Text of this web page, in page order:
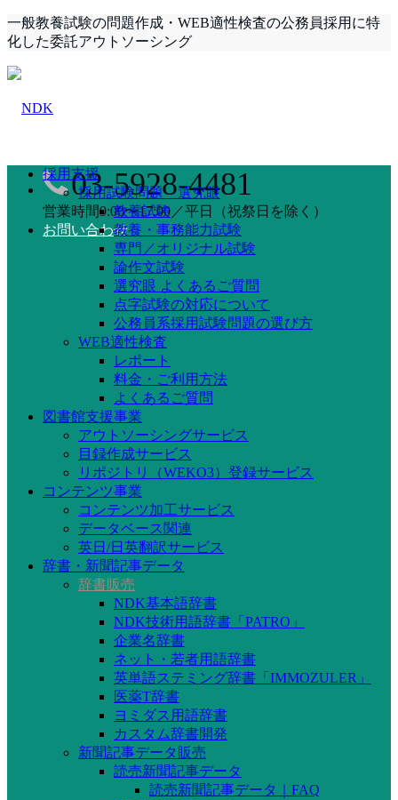
一般教養試験の問題作成・WEB適性検査の公務員採用に特
化した委託アウトソーシング
03-5928-4481
営業時間9:00〜17:00／平日（祝祭日を除く）
お問い合わせ
採用支援
採用試験問題 選究眼
教養試験
教養・事務能力試験
専門／オリジナル試験
論作文試験
選究眼 よくあるご質問
点字試験の対応について
公務員系採用試験問題の選び方
WEB適性検査
レポート
料金・ご利用方法
よくあるご質問
図書館支援事業
アウトソーシングサービス
目録作成サービス
リポジトリ（WEKO3）登録サービス
コンテンツ事業
コンテンツ加工サービス
データベース関連
英日/日英翻訳サービス
辞書・新聞記事データ
辞書販売
NDK基本語辞書
NDK技術用語辞書「PATRO」
企業名辞書
ネット・若者用語辞書
英単語ステミング辞書「IMMOZULER」
医薬T辞書
ヨミダス用語辞書
カスタム辞書開発
新聞記事データ販売
読売新聞記事データ
読売新聞記事データ｜FAQ